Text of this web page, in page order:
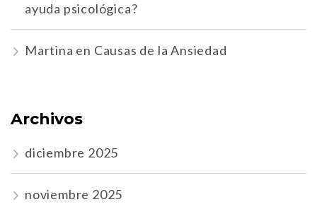
ayuda psicológica?
Martina en Causas de la Ansiedad
Archivos
diciembre 2025
noviembre 2025